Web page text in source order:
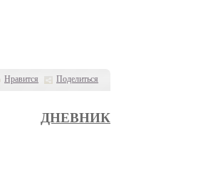
Нравится Поделиться
ДНЕВНИК